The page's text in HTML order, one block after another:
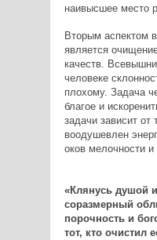
наивысшее место
Вторым аспектом
является
качеств.
человеке
плохому. Задача
благое и
задачи зависит от
воодушевлен
оков мелочности
«Клянусь душой
соразмерный
порочность и
тот, кто очистил